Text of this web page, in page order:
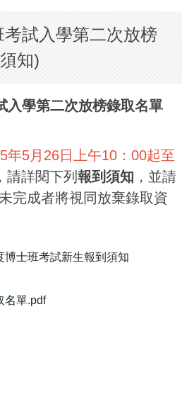
試入學第二次放榜
知)
入學第二次放榜錄取名單
年5月26日上午10：00起至
，請詳閱下列 報到須知 ，並請
完成者將視同放棄錄取資
博士班考試新生報到須知
名單.pdf